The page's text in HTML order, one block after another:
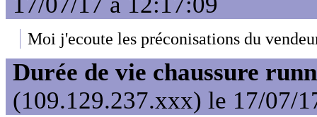
Moi j'ecoute les préconisations du
Durée de vie chaussure
(109.129.237.xxx) le 17/07/